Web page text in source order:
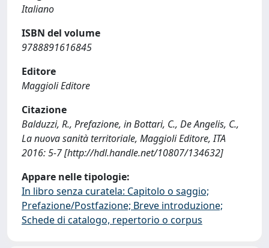
Italiano
ISBN del volume
9788891616845
Editore
Maggioli Editore
Citazione
Balduzzi, R., Prefazione, in Bottari, C., De Angelis, C.,
La nuova sanità territoriale, Maggioli Editore, ITA
2016: 5-7 [http://hdl.handle.net/10807/134632]
Appare nelle tipologie:
In libro senza curatela: Capitolo o saggio;
Prefazione/Postfazione; Breve introduzione;
Schede di catalogo, repertorio o corpus